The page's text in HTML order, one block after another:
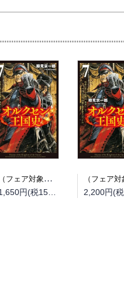
（フェア対象商品）【予約】【特典付き】オルクセン王国史~野蛮なオークの国は、如何にして平和なエルフの国を焼き払うに至ったか~ 7（08/12頃発送予定）